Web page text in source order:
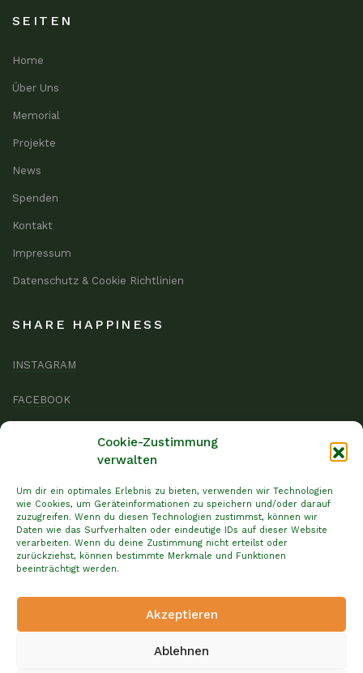
Cookie-Zustimmung
verwalten
Um dir ein optimales Erlebnis zu bieten, verwenden wir Technologien
wie Cookies, um Geräteinformationen zu speichern und/oder darauf
zuzugreifen. Wenn du diesen Technologien zustimmst, können wir
Daten wie das Surfverhalten oder eindeutige IDs auf dieser Website
verarbeiten. Wenn du deine Zustimmung nicht erteilst oder
zurückziehst, können bestimmte Merkmale und Funktionen
beeinträchtigt werden.
Akzeptieren
Ablehnen
SEITEN
Home
Über Uns
Memorial
Projekte
News
Spenden
Kontakt
Impressum
Datenschutz & Cookie Richtlinien
SHARE HAPPINESS
INSTAGRAM
FACEBOOK
HILFSGÜTER FÜR MUGU
GRUNDSCHULE IN DHUNKHARKA